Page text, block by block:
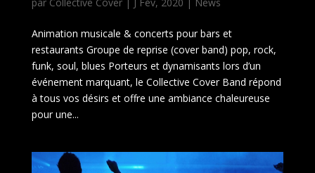
Animation musicale & concerts pour bars et
restaurants Groupe de reprise (cover band) pop, rock,
funk, soul, blues Porteurs et dynamisants lors d’un
événement marquant, le Collective Cover Band répond
à tous vos désirs et offre une ambiance chaleureuse
pour une...